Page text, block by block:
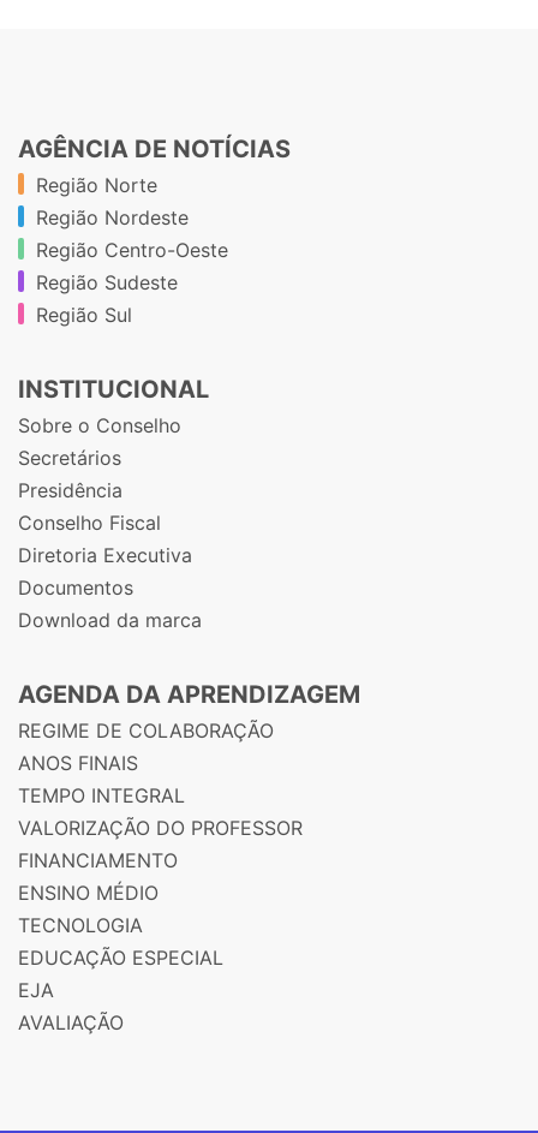
AGÊNCIA DE NOTÍCIAS
Região Norte
Região Nordeste
Região Centro-Oeste
Região Sudeste
Região Sul
INSTITUCIONAL
Sobre o Conselho
Secretários
Presidência
Conselho Fiscal
Diretoria Executiva
Documentos
Download da marca
AGENDA DA APRENDIZAGEM
REGIME DE COLABORAÇÃO
ANOS FINAIS
TEMPO INTEGRAL
VALORIZAÇÃO DO PROFESSOR
FINANCIAMENTO
ENSINO MÉDIO
TECNOLOGIA
EDUCAÇÃO ESPECIAL
EJA
AVALIAÇÃO